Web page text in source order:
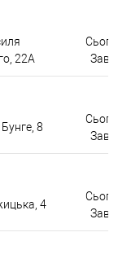
22А
8
4